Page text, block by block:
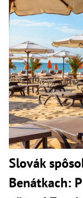
Slovák
Benátkach: